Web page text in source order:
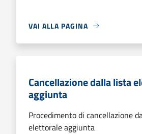
VAI ALLA PAGINA
Cancellazione dalla lista
aggiunta
Procedimento di cancellazione
elettorale aggiunta